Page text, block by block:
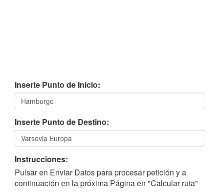
Inserte Punto de Inicio:
Inserte Punto de Destino:
Instrucciones:
Pulsar en Enviar Datos para procesar petición y a
continuación en la próxima Página en "Calcular ruta"